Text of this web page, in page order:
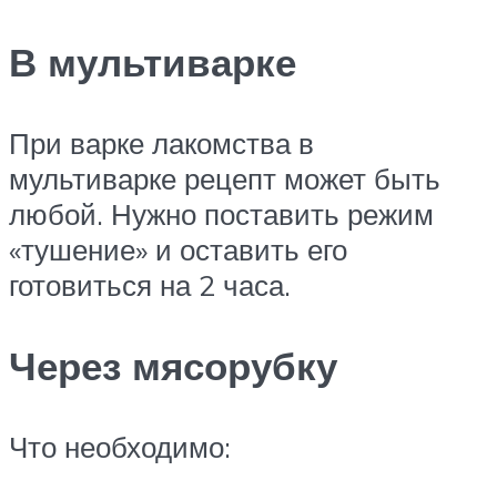
В мультиварке
При варке лакомства в
мультиварке рецепт может быть
любой. Нужно поставить режим
«тушение» и оставить его
готовиться на 2 часа.
Через мясорубку
Что необходимо: